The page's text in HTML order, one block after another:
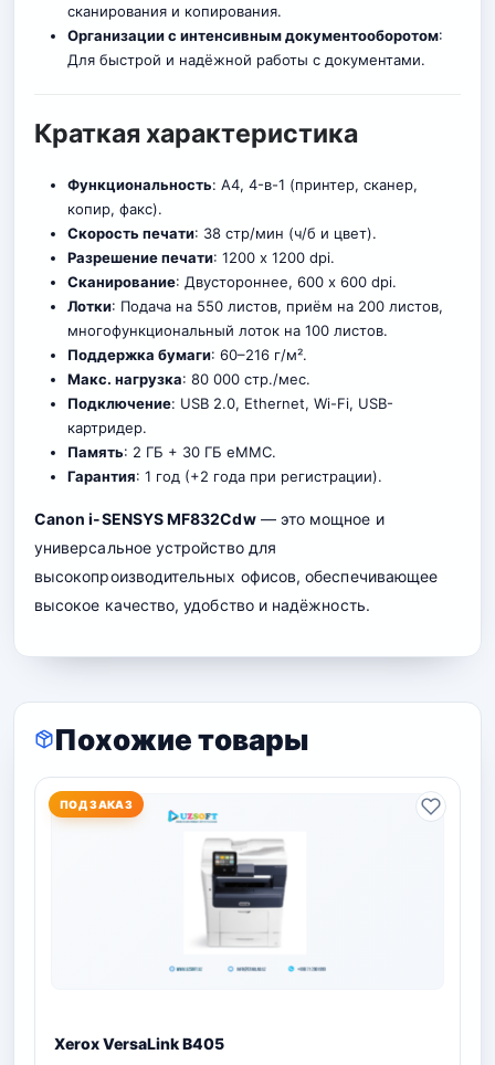
сканирования и копирования.
Организации с интенсивным документооборотом:
Для быстрой и надёжной работы с документами.
Краткая характеристика
Функциональность: A4, 4-в-1 (принтер, сканер,
копир, факс).
Скорость печати: 38 стр/мин (ч/б и цвет).
Разрешение печати: 1200 x 1200 dpi.
Сканирование: Двустороннее, 600 x 600 dpi.
Лотки: Подача на 550 листов, приём на 200 листов,
многофункциональный лоток на 100 листов.
Поддержка бумаги: 60–216 г/м².
Макс. нагрузка: 80 000 стр./мес.
Подключение: USB 2.0, Ethernet, Wi-Fi, USB-
картридер.
Память: 2 ГБ + 30 ГБ eMMC.
Гарантия: 1 год (+2 года при регистрации).
Canon i-SENSYS MF832Cdw— это мощное и
универсальное устройство для
высокопроизводительных офисов, обеспечивающее
высокое качество, удобство и надёжность.
Похожие товары
ПОД ЗАКАЗ
Xerox VersaLink B405